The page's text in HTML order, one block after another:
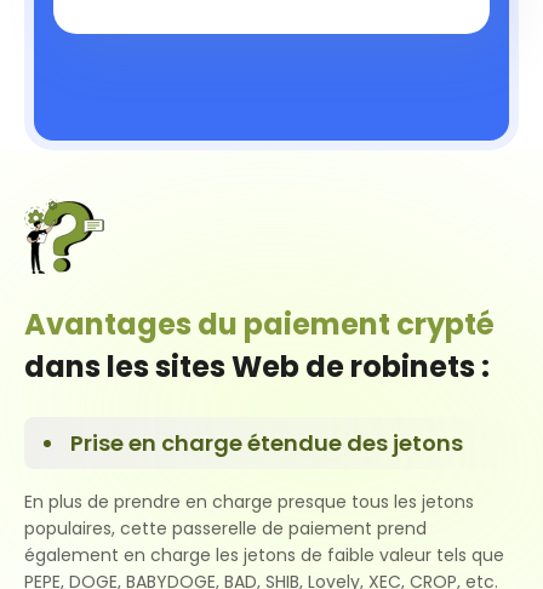
Avantages du paiement crypté
dans les sites Web de robinets :
Prise en charge étendue des jetons
En plus de prendre en charge presque tous les jetons
populaires, cette passerelle de paiement prend
également en charge les jetons de faible valeur tels que
PEPE, DOGE, BABYDOGE, BAD, SHIB, Lovely, XEC, CROP, etc.